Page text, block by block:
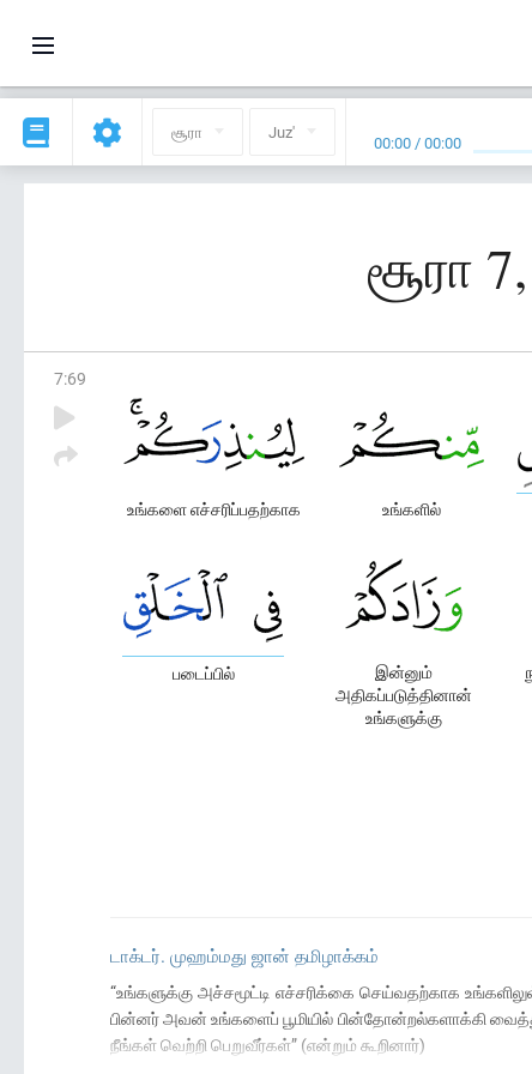
சூரா Juz' 00:00 /00:00
சூரா
7:69
உங்களில்
உங்களை எச்சரிப்பதற்காக
இன்னும்
அதிகப்படுத்தினான்
உங்களுக்கு
படைப்பில்
டாக்டர். முஹம்மது ஜான் தமிழாக்கம்
“உங்களுக்கு அச்சமூட்டி எச்சரிக்கை செய்வதற்காக
பின்னர் அவன் உங்களைப் பூமியில் பின்தோன்றல்களாக்கி
நீங்கள் வெற்றி பெறுவீர்கள்” (என்றும் கூறினார்)